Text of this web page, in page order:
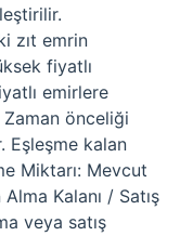
zıt emrin
fiyatlı
emirlere
önceliği
Eşleşme kalan
Miktarı: Mevcut
Kalanı / Satış
veya satış